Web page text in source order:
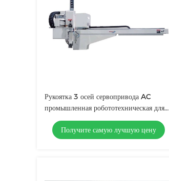
Рукоятка 3 осей сервопривода AC
промышленная робототехническая для
пластичных машин инжекционного
метода литья
Получите самую лучшую цену